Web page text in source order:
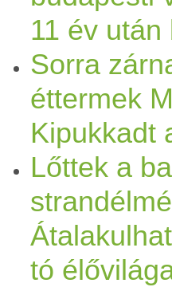
11 év
Sorra
éttermek
Kipukkadt
Lőttek a
tó